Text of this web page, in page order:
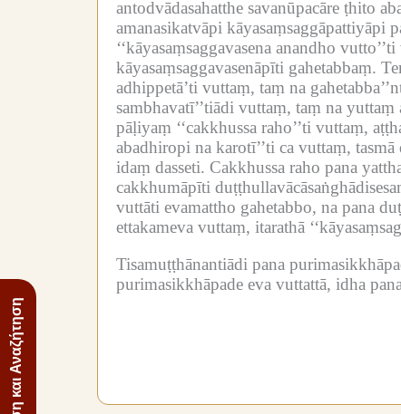
antodvādasahatthe savanūpacāre ṭhito
amanasikatvāpi kāyasaṃsaggāpattiyāpi
‘‘kāyasaṃsaggavasena anandho
kāyasaṃsaggavasenāpīti gahetabbaṃ.
adhippetā’ti vuttaṃ, taṃ na
sambhavatī’’tiādi vuttaṃ, taṃ na
pāḷiyaṃ ‘‘cakkhussa raho’’ti vuttaṃ,
abadhiropi na karotī’’ti ca vuttaṃ,
idaṃ dasseti. Cakkhussa raho pana
cakkhumāpīti
vuttāti evamattho gahetabbo, na pana
ettakameva vuttaṃ, itarathā
Tisamuṭṭhānantiādi pana
purimasikkhāpade eva vuttattā, idha